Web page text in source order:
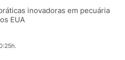
inovadoras em pecuária
EUA